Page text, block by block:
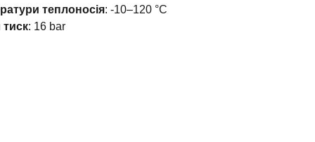
теплоносія: -10–120 °C
: 16 bar